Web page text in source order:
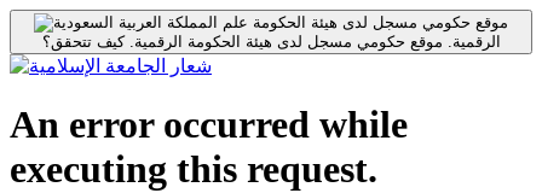
موقع حكومي مسجل لدى هيئة الحكومة
الرقمية. موقع حكومي مسجل لدى هيئة الحكومة الرقمية.كيف تتحقق؟
An error occurred while
executing this request.